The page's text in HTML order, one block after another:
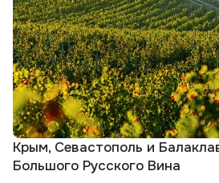
Крым, Севастополь и
Большого Русского Вина